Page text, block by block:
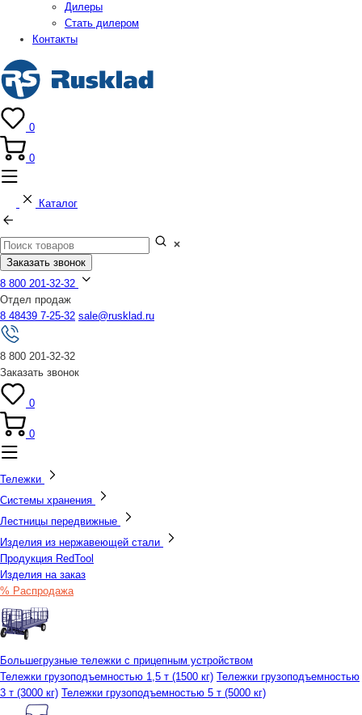
Дилеры
Стать дилером
Контакты
0
0
Каталог
Заказать звонок
8 800 201-32-32
Отдел продаж
8 48439 7-25-32 sale@rusklad.ru
8 800 201-32-32
Заказать звонок
0
0
Тележки
Системы хранения
Лестницы передвижные
Изделия из нержавеющей стали
Продукция RedTool
Изделия на заказ
% Распродажа
Большегрузные тележки с прицепным устройством
Тележки грузоподъемностью 1,5 т (1500 кг) Тележки грузоподъемностью
3 т (3000 кг) Тележки грузоподъемностью 5 т (5000 кг)